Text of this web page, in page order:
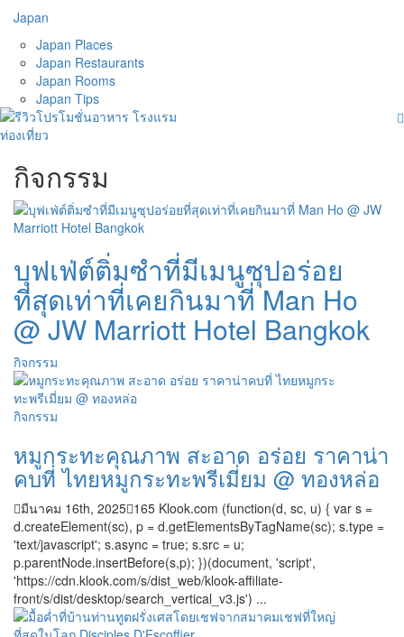
Japan
Japan Places
Japan Restaurants
Japan Rooms
Japan Tips
กิจกรรม
บุฟเฟ่ต์ติ่มซำที่มีเมนูซุปอร่อย
ที่สุดเท่าที่เคยกินมาที่ Man Ho
@ JW Marriott Hotel Bangkok
กิจกรรม
กิจกรรม
หมูกระทะคุณภาพ สะอาด อร่อย ราคาน่า
คบที่ ไทยหมูกระทะพรีเมี่ยม @ ทองหล่อ
มีนาคม 16th, 2025 165 Klook.com (function(d, sc, u) { var s =
d.createElement(sc), p = d.getElementsByTagName(sc); s.type =
'text/javascript'; s.async = true; s.src = u;
p.parentNode.insertBefore(s,p); })(document, 'script',
'https://cdn.klook.com/s/dist_web/klook-affiliate-
front/s/dist/desktop/search_vertical_v3.js') ...